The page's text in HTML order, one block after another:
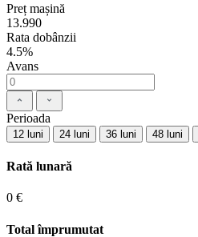
Preț mașină
13.990
Rata dobânzii
4.5%
Avans
Perioada
12 luni 24 luni 36 luni 48 luni
Rată lunară
0 €
Total împrumutat